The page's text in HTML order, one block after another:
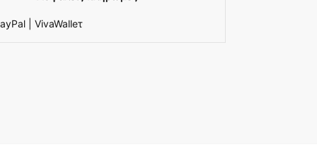
| VivaWalleτ